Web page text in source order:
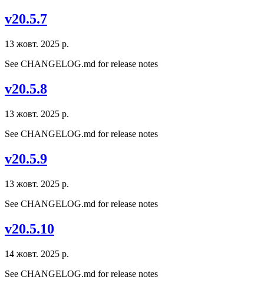
v20.5.7
13 жовт. 2025 р.
See CHANGELOG.md for release notes
v20.5.8
13 жовт. 2025 р.
See CHANGELOG.md for release notes
v20.5.9
13 жовт. 2025 р.
See CHANGELOG.md for release notes
v20.5.10
14 жовт. 2025 р.
See CHANGELOG.md for release notes